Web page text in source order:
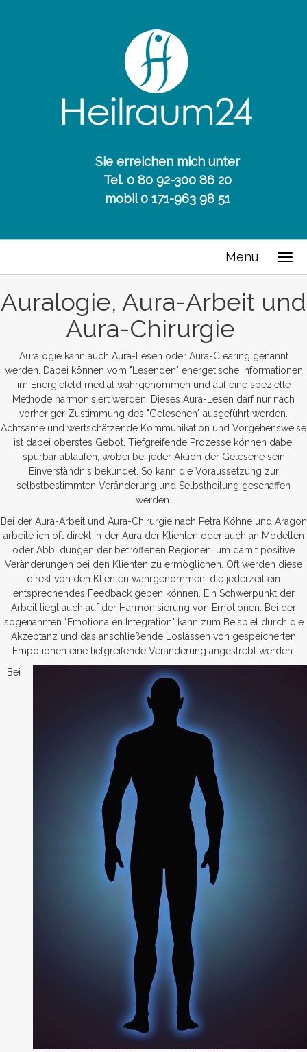
Sie erreichen mich unter
Tel. 0 80 92-300 86 20
mobil 0 171-963 98 51
Menu
Auralogie, Aura-Arbeit und
Aura-Chirurgie
Auralogie kann auch Aura-Lesen oder Aura-Clearing genannt
werden. Dabei können vom "Lesenden" energetische Informationen
im Energiefeld medial wahrgenommen und auf eine spezielle
Methode harmonisiert werden. Dieses Aura-Lesen darf nur nach
vorheriger Zustimmung des "Gelesenen" ausgeführt werden.
Achtsame und wertschätzende Kommunikation und Vorgehensweise
ist dabei oberstes Gebot. Tiefgreifende Prozesse können dabei
spürbar ablaufen, wobei bei jeder Aktion der Gelesene sein
Einverständnis bekundet. So kann die Voraussetzung zur
selbstbestimmten Veränderung und Selbstheilung geschaffen
werden.
Bei der Aura-Arbeit und Aura-Chirurgie nach Petra Köhne und Aragon
arbeite ich oft direkt in der Aura der Klienten oder auch an Modellen
oder Abbildungen der betroffenen Regionen, um damit positive
Veränderungen bei den Klienten zu ermöglichen. Oft werden diese
direkt von den Klienten wahrgenommen, die jederzeit ein
entsprechendes Feedback geben können. Ein Schwerpunkt der
Arbeit liegt auch auf der Harmonisierung von Emotionen. Bei der
sogenannten "Emotionalen Integration" kann zum Beispiel durch die
Akzeptanz und das anschließende Loslassen von gespeicherten
Empotionen eine tiefgreifende Veränderung angestrebt werden.
Bei